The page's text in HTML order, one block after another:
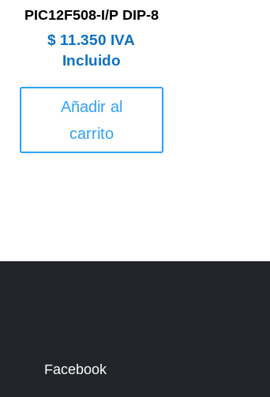
PIC12F508-I/P DIP-8
$ 11.350 IVA
Incluido
Añadir al
carrito
Facebook